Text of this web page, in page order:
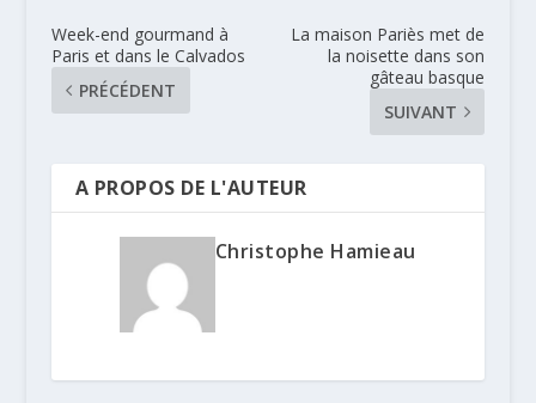
Week-end gourmand à
Paris et dans le Calvados
PRÉCÉDENT
La maison Pariès met de
la noisette dans son
gâteau basque
SUIVANT
A PROPOS DE L'AUTEUR
Christophe Hamieau